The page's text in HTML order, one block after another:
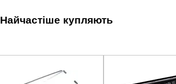
Найчастіше купляють